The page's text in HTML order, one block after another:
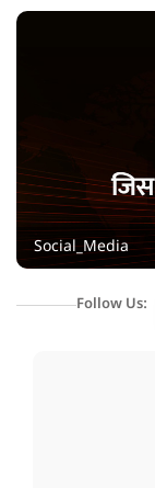
Social_Media
Follow Us: